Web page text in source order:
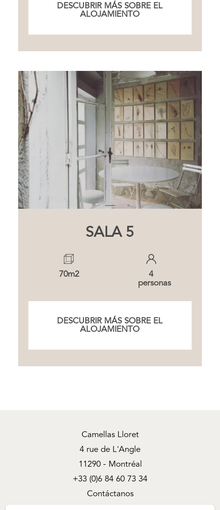
DESCUBRIR MÁS SOBRE EL
ALOJAMIENTO
SALA 5
70m2
4
personas
DESCUBRIR MÁS SOBRE EL
ALOJAMIENTO
Camellas Lloret
4 rue de L'Angle
11290 - Montréal
+33 (0)6 84 60 73 34
Contáctanos